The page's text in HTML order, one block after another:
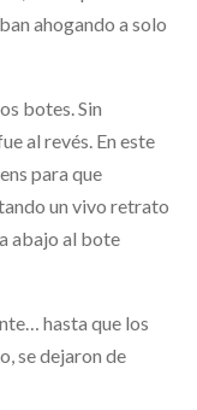
ahogando a solo
botes. Sin
al revés. En este
para que
un vivo retrato
abajo al bote
hasta que los
se dejaron de